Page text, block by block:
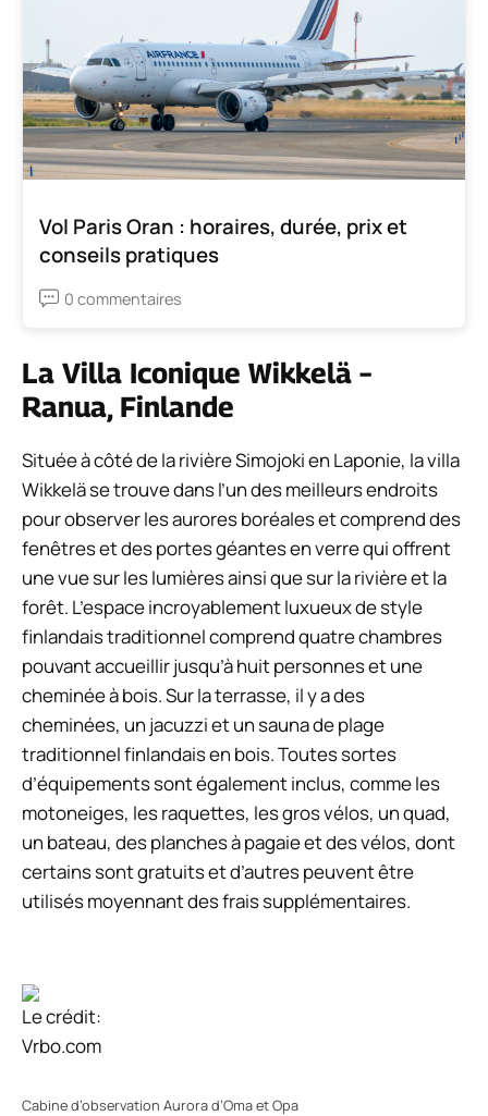
Vol Paris Oran : horaires, durée, prix et
conseils pratiques
0 commentaires
La Villa Iconique Wikkelä –
Ranua, Finlande
Située à côté de la rivière Simojoki en Laponie, la villa
Wikkelä se trouve dans l’un des meilleurs endroits
pour observer les aurores boréales et comprend des
fenêtres et des portes géantes en verre qui offrent
une vue sur les lumières ainsi que sur la rivière et la
forêt. L’espace incroyablement luxueux de style
finlandais traditionnel comprend quatre chambres
pouvant accueillir jusqu’à huit personnes et une
cheminée à bois. Sur la terrasse, il y a des
cheminées, un jacuzzi et un sauna de plage
traditionnel finlandais en bois. Toutes sortes
d’équipements sont également inclus, comme les
motoneiges, les raquettes, les gros vélos, un quad,
un bateau, des planches à pagaie et des vélos, dont
certains sont gratuits et d’autres peuvent être
utilisés moyennant des frais supplémentaires.
Le crédit:
Vrbo.com
Cabine d’observation Aurora d’Oma et Opa